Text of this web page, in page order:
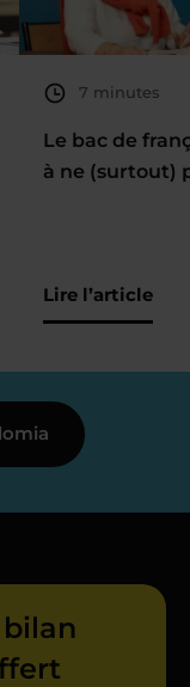
7 minutes
Le bac de
à ne (surtout)
Lire l’article